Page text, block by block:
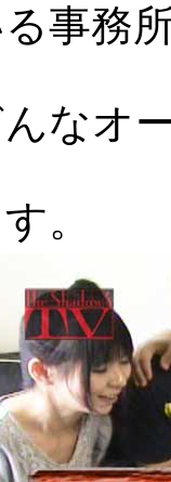
事務
なオ
。